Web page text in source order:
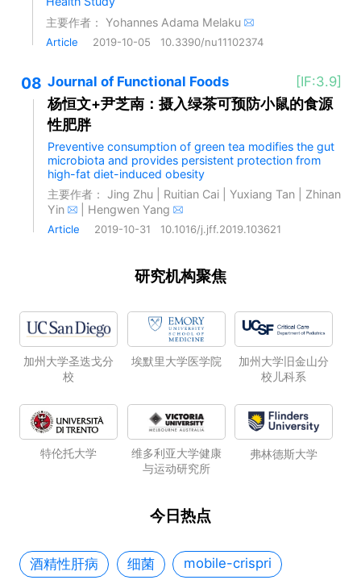
主要作者：Yohannes Adama Melaku
Article 2019-10-05 10.3390/nu11102374
08 Journal of Functional Foods [IF:3.9]
杨恒文+尹芝南：摄入绿茶可预防小鼠的食源
性肥胖
Preventive consumption of green tea modifies the gut
microbiota and provides persistent protection from
high-fat diet-induced obesity
主要作者： Jing Zhu Ruitian Cai |Yuxiang Tan
Zhinan
Yin
Hengwen Yang
Article 2019-10-31 10.1016/j.jff.2019.103621
研究机构聚焦
加州大学圣迭戈分
校
埃默里大学医学院
加州大学旧金山分
校儿科系
特伦托大学
维多利亚大学健康
与运动研究所
弗林德斯大学
今日热点
酒精性肝病 细菌 mobile-crispri